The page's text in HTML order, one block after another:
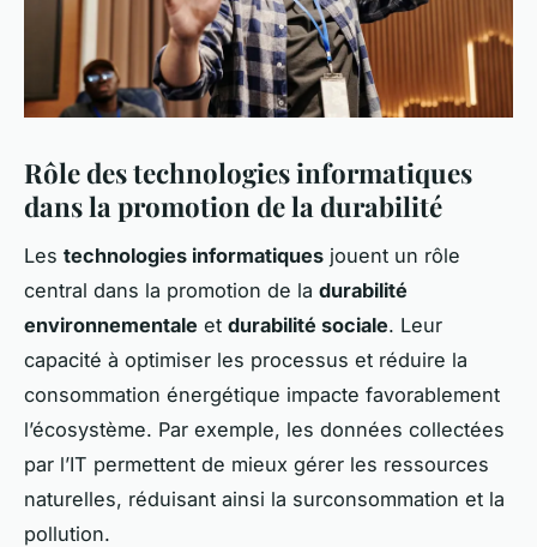
Rôle des technologies informatiques
dans la promotion de la durabilité
Les technologies informatiques jouent un rôle
central dans la promotion de la durabilité
environnementale et durabilité sociale. Leur
capacité à optimiser les processus et réduire la
consommation énergétique impacte favorablement
l’écosystème. Par exemple, les données collectées
par l’IT permettent de mieux gérer les ressources
naturelles, réduisant ainsi la surconsommation et la
pollution.